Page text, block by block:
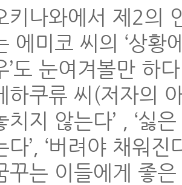
키나와에서 제2의
에미코 씨의 ‘상황
’도 눈여겨볼만 하
하쿠류 씨(저자의
치지 않는다’ , ‘싫
다’, ‘버려야 채워
꾸는 이들에게 좋